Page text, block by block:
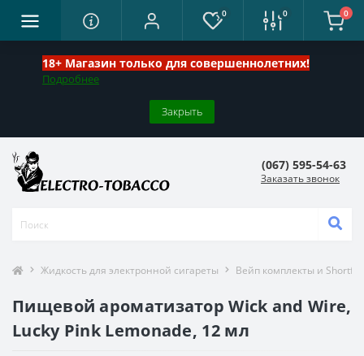
18+ Магазин только для совершеннолетних!
Подробнее
Закрыть
0 0 0
(067) 595-54-63
Заказать звонок
Жидкость для электронной сигареты Вейп комплекты и
Пищевой ароматизатор Wick and Wire,
Lucky Pink Lemonade, 12 мл